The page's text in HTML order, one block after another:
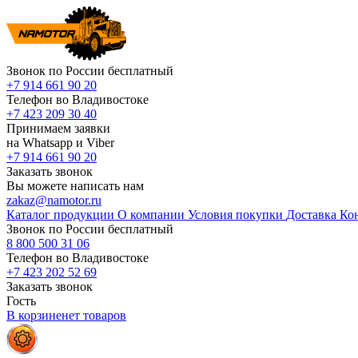
Звонок по России бесплатный
+7 914 661 90 20
Телефон во Владивостоке
+7 423 209 30 40
Принимаем заявки
на Whatsapp и Viber
+7 914 661 90 20
Заказать звонок
Вы можете написать нам
zakaz@namotor.ru
Каталог продукции О компании Условия покупки Доставка
Звонок по России бесплатный
8 800 500 31 06
Телефон во Владивостоке
+7 423 202 52 69
Заказать звонок
Гость
В корзиненет товаров